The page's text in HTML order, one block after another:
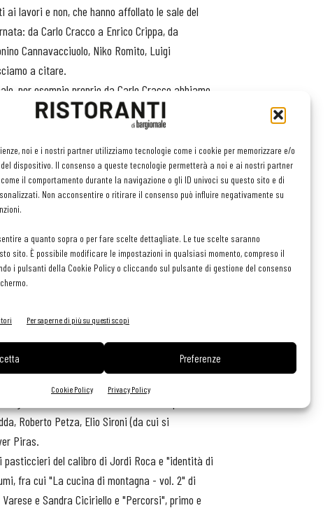
noi e i nostri partner utilizziamo tecnologie come i cookie per memorizzare e/o
dispositivo. Il consenso a queste tecnologie permetterà a noi e ai nostri partner
il comportamento durante la navigazione o gli ID univoci su questo sito e di
Non acconsentire o ritirare il consenso può influire negativamente su
a quanto sopra o per fare scelte dettagliate. Le tue scelte saranno
sito. È possibile modificare le impostazioni in qualsiasi momento, compreso il
i pulsanti della Cookie Policy o cliccando sul pulsante di gestione del consenso
Per saperne di più su questi scopi
Preferenze
Cookie Policy Privacy Policy
lavori e non, che hanno affollato le sale del
da Carlo Cracco a Enrico Crippa, da
Cannavacciuolo, Niko Romito, Luigi
a citare.
per esempio proprio da Carlo Cracco abbiamo
di "polverina magica": prendono uno spiccato
rivelano particolarmente gradevoli su un
semplici, per una cucina di gran classe. E se
di più la capacità di Luigi Taglienti -
sull'acqua per fare delle "estrazioni" di sapori
e liquirizia", servito al piatto e realizzato
gocce di crema di limone (pura, senza
a -30 °C , grattugiato in sottili lamelle. Apre lo
rinnova forme e consistenze. Così si inventa
steso e essiccato in forno. Risultato, un
e serve a temperatura ambiente. E dice: "se
con cuochi che ne sono la sua espressione
Roberto Petza, Elio Sironi (da cui si
Piras.
pasticcieri del calibro di Jordi Roca e "identità di
fra cui "La cucina di montagna - vol. 2" di
e Sandra Ciciriello e "Percorsi", primo e